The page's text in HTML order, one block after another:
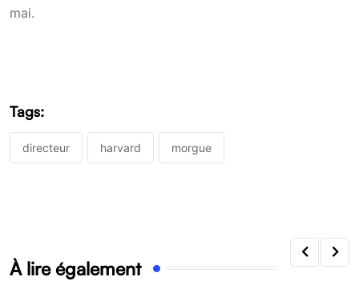
mai.
Tags:
directeur harvard morgue
À lire également